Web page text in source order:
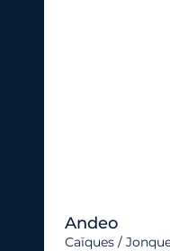
Andeo
Caïques /